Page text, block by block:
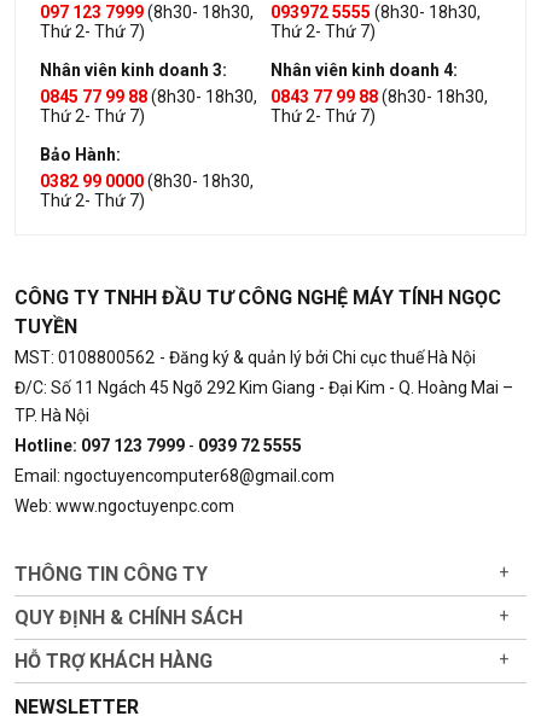
097 123 7999(8h30- 18h30,
Thứ 2- Thứ 7)
093972 5555 (8h30- 18h30,
Thứ 2- Thứ 7)
Nhân viên kinh doanh 3:
0845 77 99 88(8h30- 18h30,
Thứ 2- Thứ 7)
Nhân viên kinh doanh 4:
0843 77 99 88(8h30- 18h30,
Thứ 2- Thứ 7)
Bảo Hành:
0382 99 0000(8h30- 18h30,
Thứ 2- Thứ 7)
CÔNG TY TNHH ĐẦU TƯ CÔNG NGHỆ MÁY TÍNH NGỌC
TUYỀN
MST: 0108800562 - Đăng ký & quản lý bởi Chi cục thuế Hà Nội
Đ/C: Số 11 Ngách 45 Ngõ 292 Kim Giang - Đại Kim - Q. Hoàng Mai –
TP. Hà Nội
Hotline: 097 123 7999 - 0939 72 5555
Email: ngoctuyencomputer68@gmail.com
Web: www.ngoctuyenpc.com
THÔNG TIN CÔNG TY +
QUY ĐỊNH & CHÍNH SÁCH +
HỖ TRỢ KHÁCH HÀNG +
NEWSLETTER